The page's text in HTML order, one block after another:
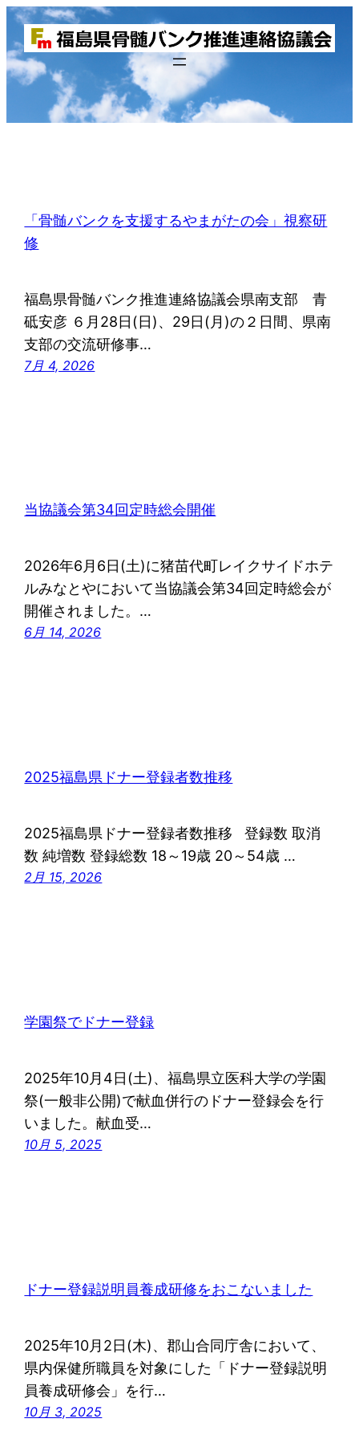
内
容
を
ス
「骨髄バンクを支援するやまがたの会」視察研
修
福島県骨髄バンク推進連絡協議会県南支部 青
砥安彦 ６月28日(日)、29日(月)の２日間、県南
支部の交流研修事…
7月 4, 2026
当協議会第34回定時総会開催
2026年6月6日(土)に猪苗代町レイクサイドホテ
ルみなとやにおいて当協議会第34回定時総会が
開催されました。…
6月 14, 2026
2025福島県ドナー登録者数推移
2025福島県ドナー登録者数推移 登録数 取消
数 純増数 登録総数 18～19歳 20～54歳 …
2月 15, 2026
学園祭でドナー登録
2025年10月4日(土)、福島県立医科大学の学園
祭(一般非公開)で献血併行のドナー登録会を行
いました。献血受…
10月 5, 2025
ドナー登録説明員養成研修をおこないました
2025年10月2日(木)、郡山合同庁舎において、
県内保健所職員を対象にした「ドナー登録説明
員養成研修会」を行…
10月 3, 2025